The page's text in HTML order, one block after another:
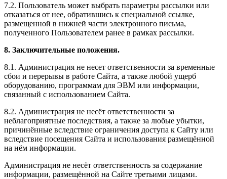
7.2. Пользователь может выбрать параметры рассылки или
отказаться от нее, обратившись к специальной ссылке,
размещенной в нижней части электронного письма,
полученного Пользователем ранее в рамках рассылки.
8. Заключительные положения.
8.1. Администрация не несет ответственности за временные
сбои и перерывы в работе Сайта, а также любой ущерб
оборудованию, программам для ЭВМ или информации,
связанный с использованием Сайта.
8.2. Администрация не несёт ответственности за
неблагоприятные последствия, а также за любые убытки,
причинённые вследствие ограничения доступа к Сайту или
вследствие посещения Сайта и использования размещённой
на нём информации.
Администрация не несёт ответственность за содержание
информации, размещённой на Сайте третьими лицами.